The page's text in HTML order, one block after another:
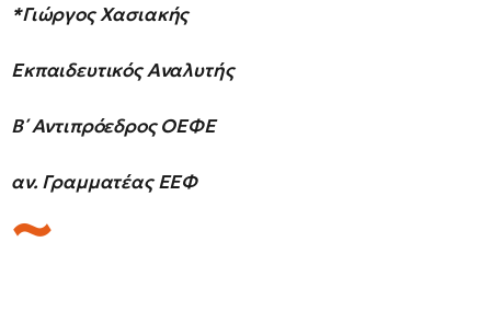
*Γιώργος Χασιακής
Εκπαιδευτικός Αναλυτής
Β΄ Αντιπρόεδρος ΟΕΦΕ
αν. Γραμματέας ΕΕΦ